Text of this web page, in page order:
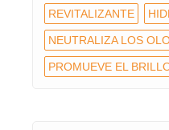
REVITALIZANTE
NEUTRALIZA LOS
PROMUEVE EL